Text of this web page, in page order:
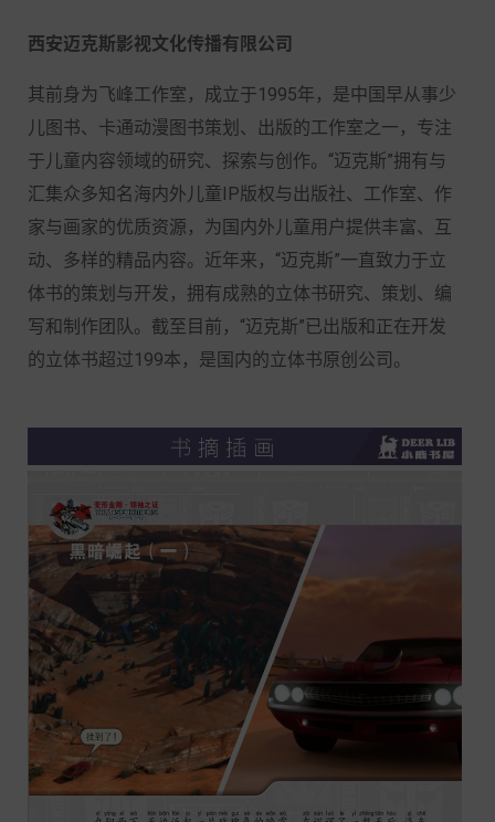
西安迈克斯影视文化传播有限公司
其前身为飞峰工作室，成立于1995年，是中国早从事少
儿图书、卡通动漫图书策划、出版的工作室之一，专注
于儿童内容领域的研究、探索与创作。“迈克斯”拥有与
汇集众多知名海内外儿童IP版权与出版社、工作室、作
家与画家的优质资源，为国内外儿童用户提供丰富、互
动、多样的精品内容。近年来，“迈克斯”一直致力于立
体书的策划与开发，拥有成熟的立体书研究、策划、编
写和制作团队。截至目前，“迈克斯”已出版和正在开发
的立体书超过199本，是国内的立体书原创公司。